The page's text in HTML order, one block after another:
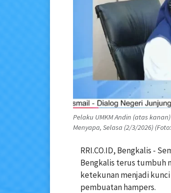
Pelaku UMKM Andin (atas
Menyapa, Selasa (2/3/2026)
RRI.CO.ID, Bengkalis -
Bengkalis terus tumbuh
ketekunan menjadi
pembuatan hampers.